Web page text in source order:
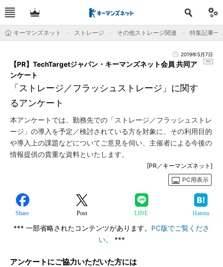
キーマンズネット ストレージ その他ストレージ関連 特集記事一
2019年5月7日
「ストレージ／フラッシュストレージ」に関す
るアンケート
【PR】TechTargetジャパン・キーマンズネット会員 共同ア
ンケート
本アンケートでは、勤務先での「ストレージ／フラッシュストレ
ージ」の導入を予定／検討されている方を対象に、その利用目的
や導入上の課題などについてご意見を伺い、主催者による今後の
情報提供の貴重な資料といたします。
[PR／キーマンズネット]
PC用表示
Share Post LINE Hatena
*** 一部省略されたコンテンツがあります。 PC版でご覧くださ
い。
***
アンケートにご協力いただいた方には